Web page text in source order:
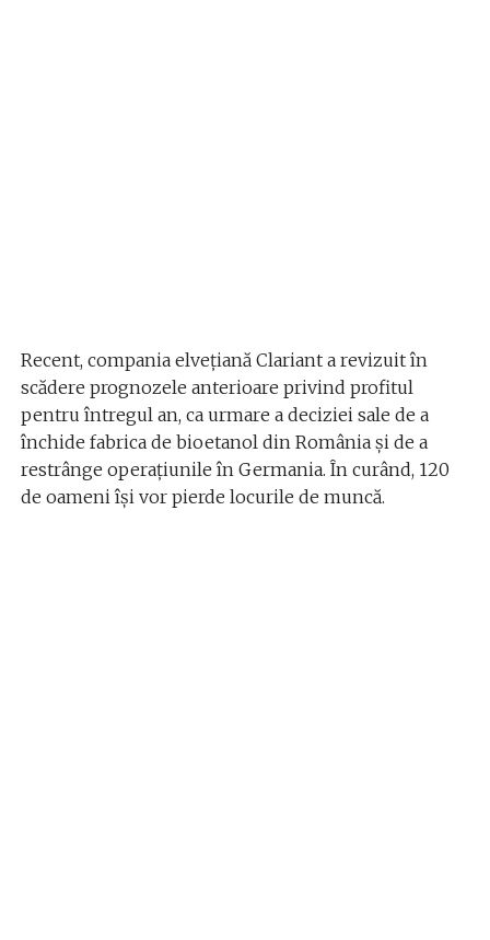
Recent, compania elvețiană Clariant a revizuit în
scădere prognozele anterioare privind profitul
pentru întregul an, ca urmare a deciziei sale de a
închide fabrica de bioetanol din România și de a
restrânge operațiunile în Germania. În curând, 120
de oameni își vor pierde locurile de muncă.